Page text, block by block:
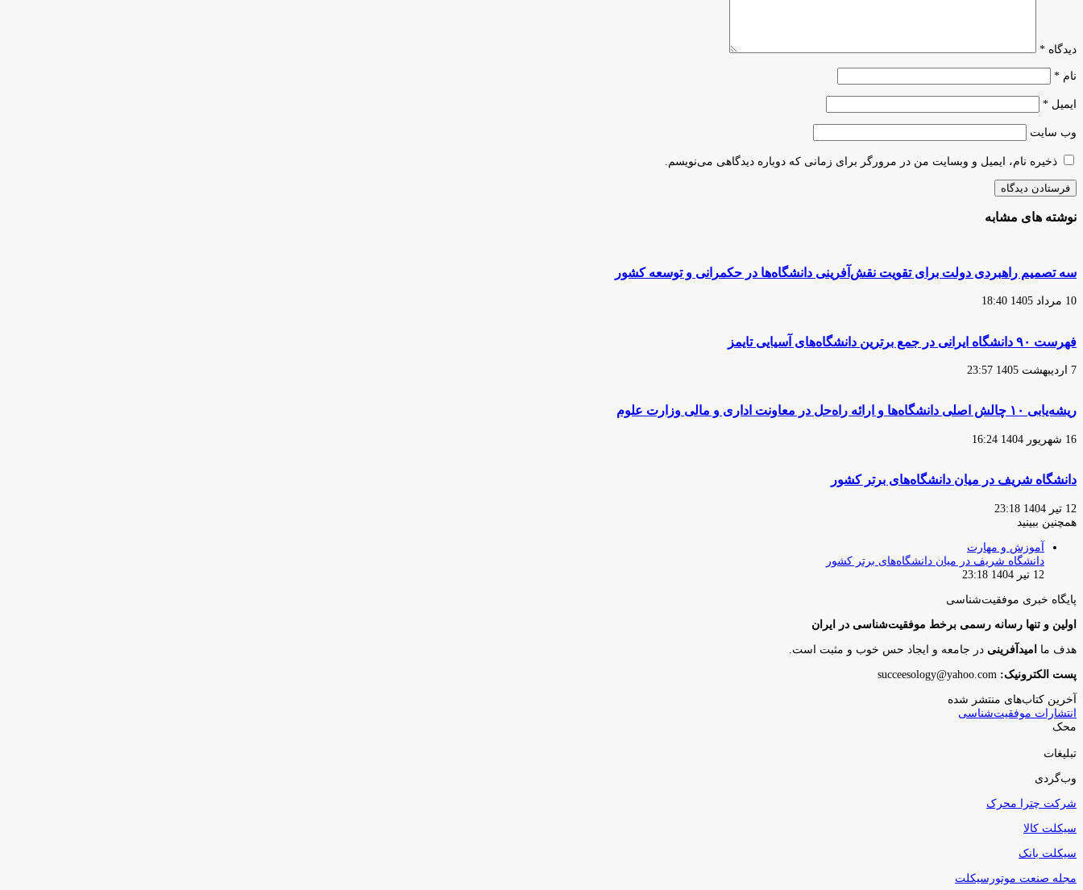
دیدگاه *
نام *
ایمیل *
وب‌ سایت
ذخیره نام، ایمیل و وبسایت من در مرورگر برای زمانی که دوباره دیدگاهی می‌نویسم.
نوشته های مشابه
سه تصمیم راهبردی دولت برای تقویت نقش‌آفرینی دانشگاه‌ها در حکمرانی و توسعه کشور
10 مرداد 1405 18:40
فهرست ۹۰ دانشگاه ایرانی در جمع برترین دانشگاه‌های آسیایی تایمز
7 اردیبهشت 1405 23:57
ریشه‌یابی ۱۰ چالش اصلی دانشگاه‌ها و ارائه راه‌حل در معاونت اداری و مالی وزارت علوم
16 شهریور 1404 16:24
دانشگاه شریف در میان دانشگاه‌های برتر کشور
12 تیر 1404 23:18
همچنین ببینید
آموزش و مهارت
دانشگاه شریف در میان دانشگاه‌های برتر کشور
12 تیر 1404 23:18
پایگاه‌ خبری موفقیت‌شناسی
اولین و تنها رسانه رسمی برخط موفقیت‌شناسی در ایران
هدف ما امیدآفرینی در جامعه و ایجاد حس خوب و مثبت است.
پست الکترونیک:
آخرین کتاب‌های منتشر شده
انتشارات موفقیت‌شناسی
محک
تبلیغات
وب‌گردی
شرکت چترا محرک
سیکلت کالا
سیکلت بانک
مجله صنعت موتورسیکلت